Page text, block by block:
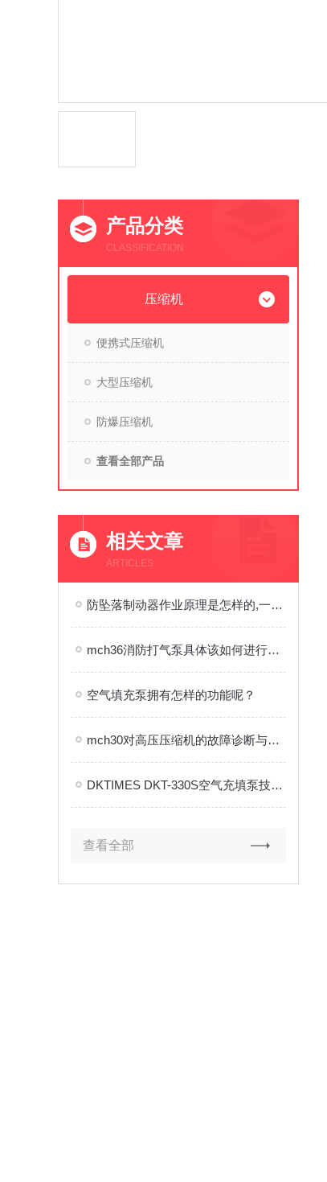
产品分类
CLASSIFICATION
压缩机
便携式压缩机
大型压缩机
防爆压缩机
查看全部产品
相关文章
ARTICLES
防坠落制动器作业原理是怎样的,一文秒懂
mch36消防打气泵具体该如何进行使用呢？
空气填充泵拥有怎样的功能呢？
mch30对高压压缩机的故障诊断与状态监测非常有利
DKTIMES DKT-330S空气充填泵技术解析
查看全部